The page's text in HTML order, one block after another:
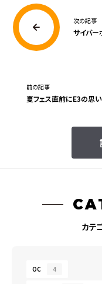
次の記事
サイバー
前の記事
夏フェス直前にE3の思い
カテ
OC 4